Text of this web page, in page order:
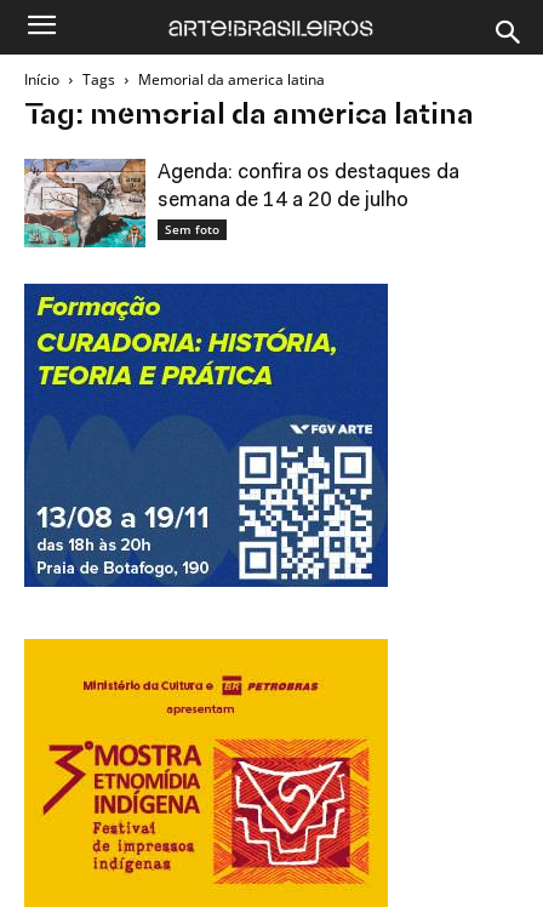
Início Tags Memorial da america latina
Tag: memorial da america latina
Agenda: confira os destaques da
semana de 14 a 20 de julho
Sem foto